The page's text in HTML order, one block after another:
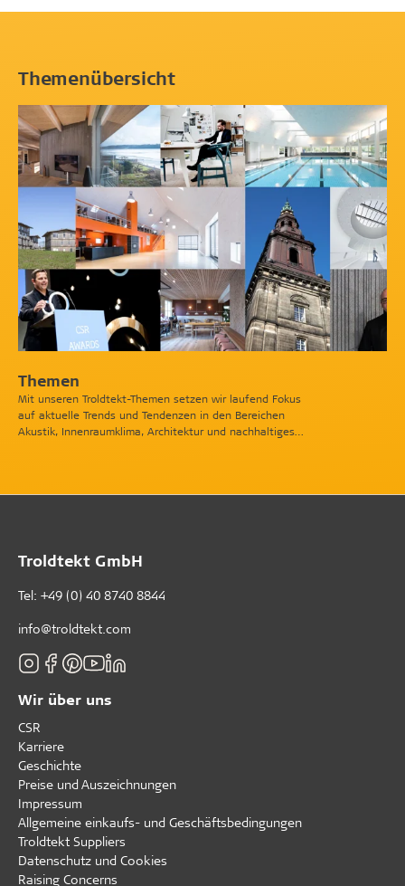
Themenübersicht
Themen
Mit unseren Troldtekt-Themen setzen wir laufend Fokus
auf aktuelle Trends und Tendenzen in den Bereichen
Akustik, Innenraumklima, Architektur und nachhaltiges
Troldtekt GmbH
Tel: +49 (0) 40 8740 8844
info@troldtekt.com
Wir über uns
CSR
Karriere
Geschichte
Preise und Auszeichnungen
Impressum
Allgemeine einkaufs- und Geschäftsbedingungen
Troldtekt Suppliers
Datenschutz und Cookies
Raising Concerns